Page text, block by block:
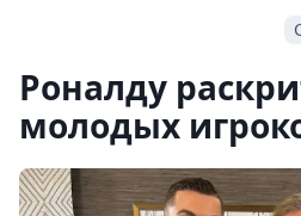
Роналду
молодых